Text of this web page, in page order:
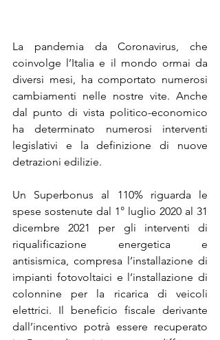
La pandemia da Coronavirus, che
coinvolge l’Italia e il mondo ormai da
diversi mesi, ha comportato numerosi
cambiamenti nelle nostre vite. Anche
dal punto di vista politico-economico
ha determinato numerosi interventi
legislativi e la definizione di nuove
detrazioni edilizie.
Un Superbonus al 110% riguarda le
spese sostenute dal 1° luglio 2020 al 31
dicembre 2021 per gli interventi di
riqualificazione energetica e
antisismica, compresa l’installazione di
impianti fotovoltaici e l’installazione di
colonnine per la ricarica di veicoli
elettrici. Il beneficio fiscale derivante
dall’incentivo potrà essere recuperato